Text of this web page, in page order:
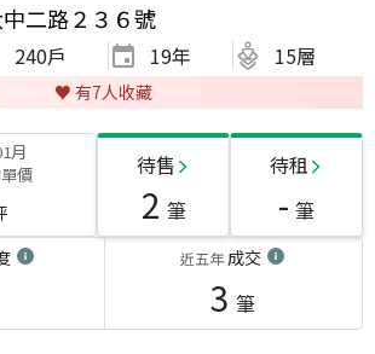
二路２３６號
240戶 19年 15層
♥️ 有7人收藏
月
價
待售
2 筆
待租
- 筆
近五年成交
3 筆